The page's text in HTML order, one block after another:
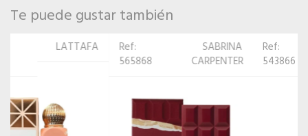
Te puede gustar también
SABRINA
CARPENTER
543866
ARMAF